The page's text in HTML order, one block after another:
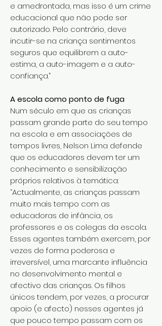
e amedrontada, mas isso é um crime
educacional que não pode ser
autorizado. Pelo contrário, deve
incutir-se na criança sentimentos
seguros que equilibrem a auto-
estima, a auto-imagem e a auto-
confiança.”
A escola como ponto de fuga
Num século em que as crianças
passam grande parte do seu tempo
na escola e em associações de
tempos livres, Nelson Lima defende
que os educadores devem ter um
conhecimento e sensibilização
próprios relativos à temática:
“Actualmente, as crianças passam
muito mais tempo com as
educadoras de infância, os
professores e os colegas da escola.
Esses agentes também exercem, por
vezes de forma poderosa e
irreversível, uma marcante influência
no desenvolvimento mental e
afectivo das crianças. Os filhos
únicos tendem, por vezes, a procurar
apoio (e afecto) nesses agentes já
que pouco tempo passam com os